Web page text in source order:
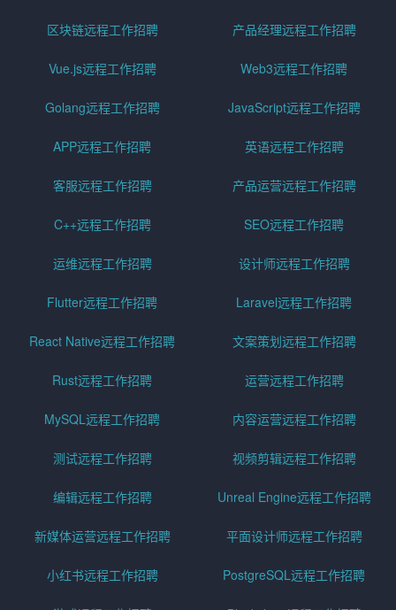
区块链远程工作招聘 产品经理远程工作招聘
Vue.js远程工作招聘 Web3远程工作招聘
Golang远程工作招聘 JavaScript远程工作招聘
APP远程工作招聘 英语远程工作招聘
客服远程工作招聘 产品运营远程工作招聘
C++远程工作招聘 SEO远程工作招聘
运维远程工作招聘 设计师远程工作招聘
Flutter远程工作招聘 Laravel远程工作招聘
React Native远程工作招聘 文案策划远程工作招聘
Rust远程工作招聘 运营远程工作招聘
MySQL远程工作招聘 内容运营远程工作招聘
测试远程工作招聘 视频剪辑远程工作招聘
编辑远程工作招聘 Unreal Engine远程工作招聘
新媒体运营远程工作招聘 平面设计师远程工作招聘
小红书远程工作招聘 PostgreSQL远程工作招聘